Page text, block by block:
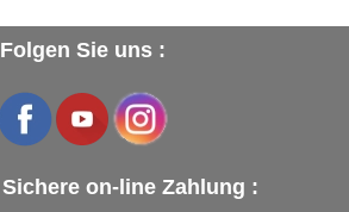
Folgen Sie uns :
Sichere on-line Zahlung :